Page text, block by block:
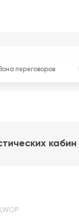
переговоров
кабин
LWOP